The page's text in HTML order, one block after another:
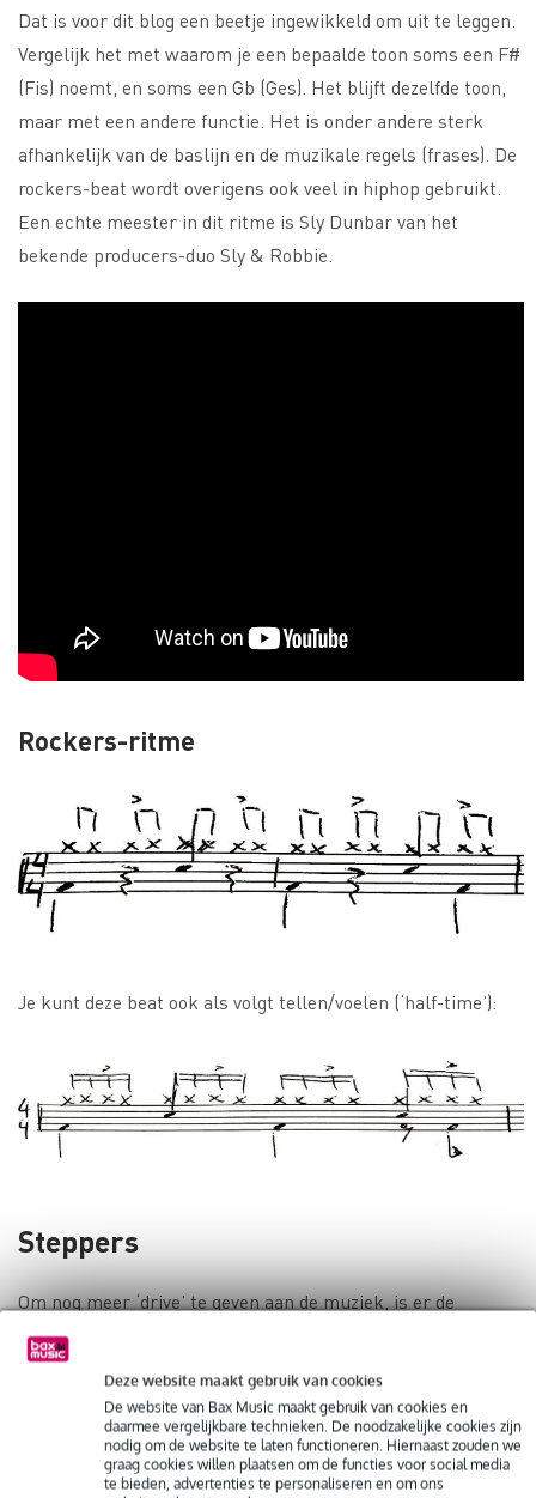
Deze website maakt gebruik van cookies
De website van Bax Music maakt gebruik van cookies en
daarmee vergelijkbare technieken. De noodzakelijke cookies zijn
nodig om de website te laten functioneren. Hiernaast zouden we
graag cookies willen plaatsen om de functies voor social media
te bieden, advertenties te personaliseren en om ons
Dat is voor dit blog een beetje ingewikkeld om uit te leggen.
Vergelijk het met waarom je een bepaalde toon soms een F#
(Fis) noemt, en soms een Gb (Ges). Het blijft dezelfde toon,
maar met een andere functie. Het is onder andere sterk
afhankelijk van de baslijn en de muzikale regels (frases). De
rockers-beat wordt overigens ook veel in hiphop gebruikt.
Een echte meester in dit ritme is Sly Dunbar van het
bekende producers-duo Sly & Robbie.
Rockers-ritme
Je kunt deze beat ook als volgt tellen/voelen (‘half-time’):
Steppers
Om nog meer ‘drive’ te geven aan de muziek, is er de
zogenaamde ‘steppers-beat’. Met je handen doe je feitelijk
niets anders dan wat je in een one drop-ritme zou spelen.
Het verschil zit hem in de bassdrum. In plaats van alleen op
de derde tel, speel je hem nu op iedere tel. Je krijgt daardoor
een enorm stuwend ritme. Je kunt de snaredrum bespelen